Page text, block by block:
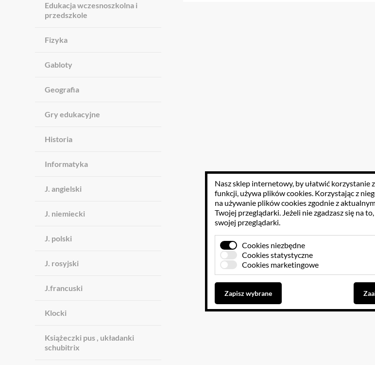
Edukacja wczesnoszkolna i
przedszkole
Fizyka
Gabloty
Geografia
Gry edukacyjne
Historia
Informatyka
J. angielski
J. niemiecki
J. polski
J. rosyjski
J.francuski
Klocki
Książeczki pus , układanki
schubitrix
Nasz sklep internetowy, by ułatwić korzystanie
funkcji, używa plików cookies. Korzystając z
na używanie plików cookies zgodnie z
Twojej przeglądarki. Jeżeli nie zgadzasz się na
swojej przeglądarki.
Cookies niezbędne
Cookies statystyczne
Cookies marketingowe
Zapisz wybrane